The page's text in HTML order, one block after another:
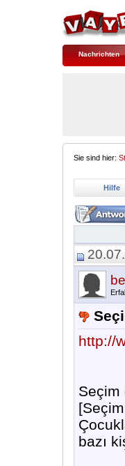
Nachrichten
Sie sind hier:
Hilfe
http://
Seçim
bazı